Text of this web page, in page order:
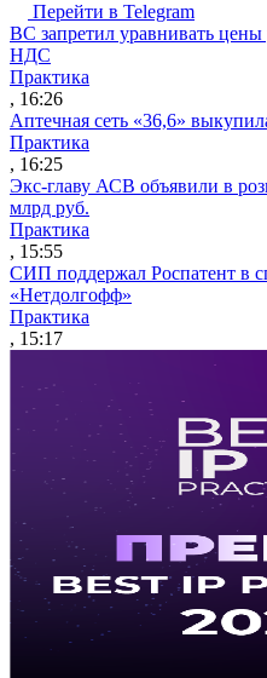
Перейти в Telegram
ВС запретил уравнивать цены
НДС
Практика
, 16:26
Аптечная сеть «36,6»
Практика
, 16:25
Экс-главу АСВ объявили в
млрд руб.
Практика
, 15:55
СИП поддержал Роспатент в
«Нетдолгофф»
Практика
, 15:17